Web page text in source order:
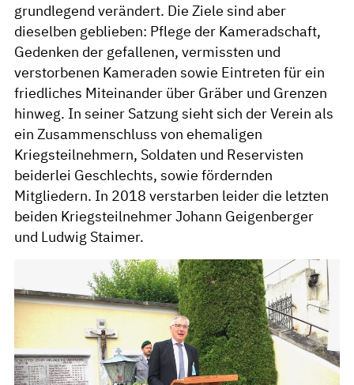
grundlegend verändert. Die Ziele sind aber
dieselben geblieben: Pflege der Kameradschaft,
Gedenken der gefallenen, vermissten und
verstorbenen Kameraden sowie Eintreten für ein
friedliches Miteinander über Gräber und Grenzen
hinweg. In seiner Satzung sieht sich der Verein als
ein Zusammenschluss von ehemaligen
Kriegsteilnehmern, Soldaten und Reservisten
beiderlei Geschlechts, sowie fördernden
Mitgliedern. In 2018 verstarben leider die letzten
beiden Kriegsteilnehmer Johann Geigenberger
und Ludwig Staimer.